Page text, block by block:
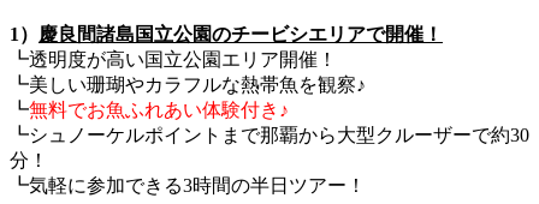
1） 慶良間諸島国立公園のチービシエリアで開催！
┗透明度が高い国立公園エリア開催！
┗美しい珊瑚やカラフルな熱帯魚を観察♪
┗無料でお魚ふれあい体験付き♪
┗シュノーケルポイントまで那覇から大型クルーザーで約30
分！
┗気軽に参加できる3時間の半日ツアー！